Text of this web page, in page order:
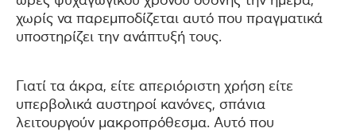
χωρίς να παρεμποδίζεται αυτό που πραγματικά
υποστηρίζει την ανάπτυξή τους.
Γιατί τα άκρα, είτε απεριόριστη χρήση είτε
υπερβολικά αυστηροί κανόνες, σπάνια
λειτουργούν μακροπρόθεσμα. Αυτό που